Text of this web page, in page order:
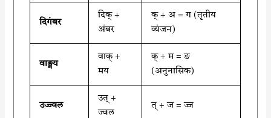
दिगंबर
दिक् +
अंबर
क् + अ = ग (तृतीय
व्यंजन)
वाङ्मय
वाक् +
मय
क् + म = ङ
(अनुनासिक)
उज्ज्वल
उत् +
ज्वल
त् + ज = ज्ज